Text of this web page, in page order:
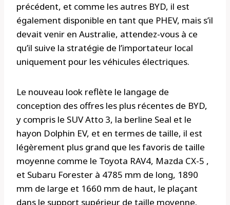
précédent, et comme les autres BYD, il est
également disponible en tant que PHEV, mais s’il
devait venir en Australie, attendez-vous à ce
qu’il suive la stratégie de l’importateur local
uniquement pour les véhicules électriques.
Le nouveau look reflète le langage de
conception des offres les plus récentes de BYD,
y compris le SUV Atto 3, la berline Seal et le
hayon Dolphin EV, et en termes de taille, il est
légèrement plus grand que les favoris de taille
moyenne comme le Toyota RAV4, Mazda CX-5 ,
et Subaru Forester à 4785 mm de long, 1890
mm de large et 1660 mm de haut, le plaçant
dans le support supérieur de taille moyenne.